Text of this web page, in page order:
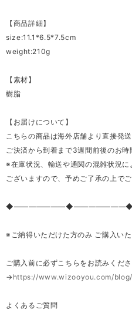
【商品詳細】
size:11.1*6.5*7.5cm
weight:210g
【素材】
樹脂
【お届けについて】
こちらの商品は海外店舗より直接発送
ご決済から到着まで3週間前後のお時
※在庫状況、輸送や通関の混雑状況
ございますので、予めご了承の上でご
※ご納得いただけた方のみ ご購入い
ご購入前に必ずこちらをお読みくだ
→ https://www.wizooyou.com/
よくあるご質問